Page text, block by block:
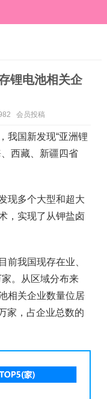
锂电池相关企
会员投稿
我国新发现“亚洲锂
西藏、新疆四省
现多个大型和超大
，实现了从钾盐卤
前我国现存在业、
。从区域分布来
相关企业数量位居
家，占企业总数的